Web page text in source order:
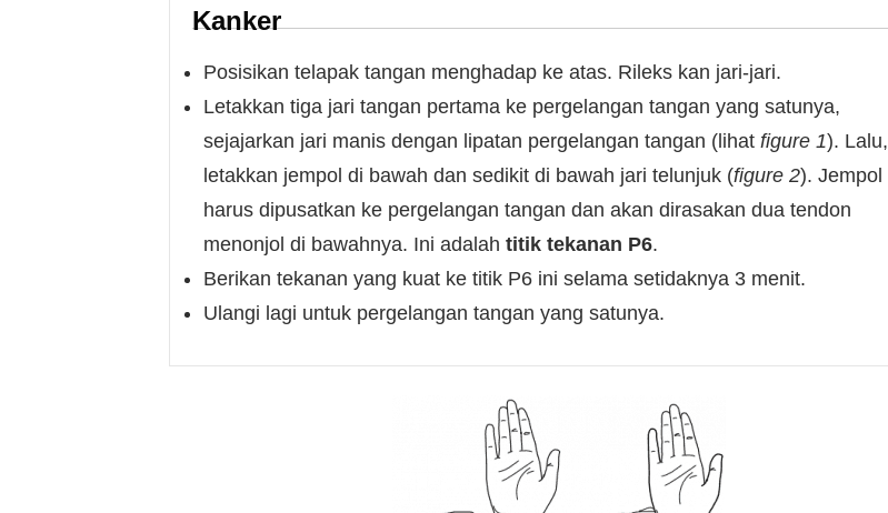
Kanker
Posisikan telapak tangan menghadap ke atas. Rileks kan jari-jari.
Letakkan tiga jari tangan pertama ke pergelangan tangan yang satunya,
sejajarkan jari manis dengan lipatan pergelangan tangan (lihat figure 1). Lalu,
letakkan jempol di bawah dan sedikit di bawah jari telunjuk (figure 2). Jempol
harus dipusatkan ke pergelangan tangan dan akan dirasakan dua tendon
menonjol di bawahnya. Ini adalah titik tekanan P6.
Berikan tekanan yang kuat ke titik P6 ini selama setidaknya 3 menit.
Ulangi lagi untuk pergelangan tangan yang satunya.